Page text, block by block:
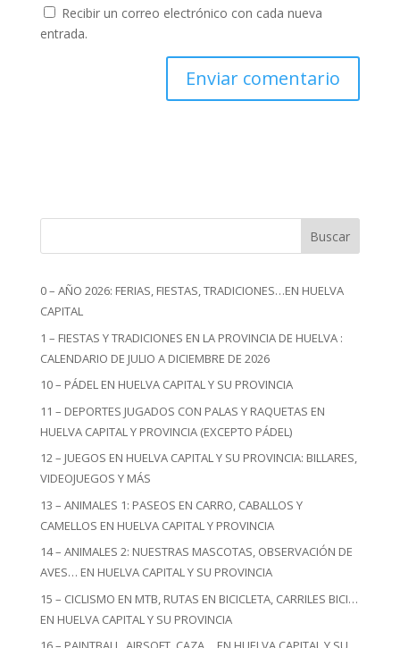
Recibir un correo electrónico con cada nueva
entrada.
Buscar
0 – AÑO 2026: FERIAS, FIESTAS, TRADICIONES…EN HUELVA
CAPITAL
1 – FIESTAS Y TRADICIONES EN LA PROVINCIA DE HUELVA :
CALENDARIO DE JULIO A DICIEMBRE DE 2026
10 – PÁDEL EN HUELVA CAPITAL Y SU PROVINCIA
11 – DEPORTES JUGADOS CON PALAS Y RAQUETAS EN
HUELVA CAPITAL Y PROVINCIA (EXCEPTO PÁDEL)
12 – JUEGOS EN HUELVA CAPITAL Y SU PROVINCIA: BILLARES,
VIDEOJUEGOS Y MÁS
13 – ANIMALES 1: PASEOS EN CARRO, CABALLOS Y
CAMELLOS EN HUELVA CAPITAL Y PROVINCIA
14 – ANIMALES 2: NUESTRAS MASCOTAS, OBSERVACIÓN DE
AVES… EN HUELVA CAPITAL Y SU PROVINCIA
15 – CICLISMO EN MTB, RUTAS EN BICICLETA, CARRILES BICI…
EN HUELVA CAPITAL Y SU PROVINCIA